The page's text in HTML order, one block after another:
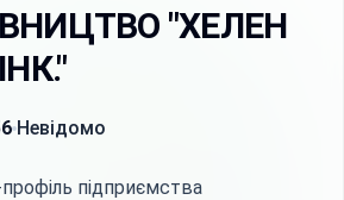
"ХЕЛЕН
Невідомо
підприємства